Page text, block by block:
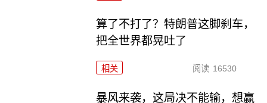
算了不打了？特朗普这脚刹车，
把全世界都晃吐了
相关 阅读 16530
暴风来袭，这局决不能输，想赢